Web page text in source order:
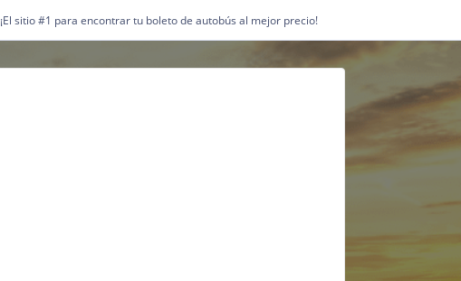
¡El sitio #1 para encontrar tu boleto de autobús al mejor precio!